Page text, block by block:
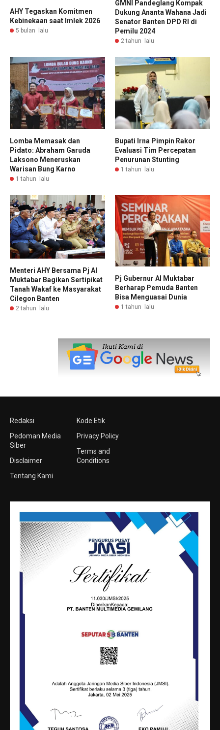
AHY Tegaskan Komitmen
Kebinekaan saat Imlek 2026
5 bulan lalu
GMNI Pandeglang Kompak
Dukung Ananta Wahana Jadi
Senator Banten DPD RI di
Pemilu 2024
2 tahun lalu
Lomba Memasak dan
Pidato: Abraham Garuda
Laksono Meneruskan
Warisan Bung Karno
1 tahun lalu
Bupati Irna Pimpin Rakor
Evaluasi Tim Percepatan
Penurunan Stunting
1 tahun lalu
Menteri AHY Bersama Pj Al
Muktabar Bagikan Sertipikat
Tanah Wakaf ke Masyarakat
Cilegon Banten
2 tahun lalu
Pj Gubernur Al Muktabar
Berharap Pemuda Banten
Bisa Menguasai Dunia
1 tahun lalu
Redaksi
Pedoman Media
Siber
Disclaimer
Tentang Kami
Kode Etik
Privacy Policy
Terms and
Conditions